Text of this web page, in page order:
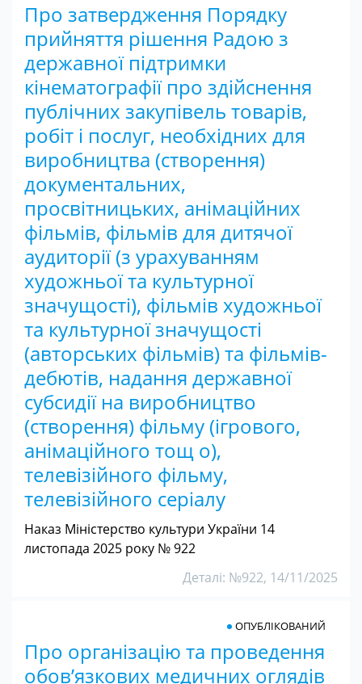
Про затвердження Порядку
прийняття рішення Радою з
державної підтримки
кінематографії про здійснення
публічних закупівель товарів,
робіт і послуг, необхідних для
виробництва (створення)
документальних,
просвітницьких, анімаційних
фільмів, фільмів для дитячої
аудиторії (з урахуванням
художньої та культурної
значущості), фільмів художньої
та культурної значущості
(авторських фільмів) та фільмів-
дебютів, надання державної
субсидії на виробництво
(створення) фільму (ігрового,
анімаційного тощ о),
телевізійного фільму,
телевізійного серіалу
Наказ Міністерство культури України 14
листопада 2025 року № 922
Деталі: №922, 14/11/2025
Про організацію та проведення
обов’язкових медичних оглядів
ОПУБЛІКОВАНИЙ